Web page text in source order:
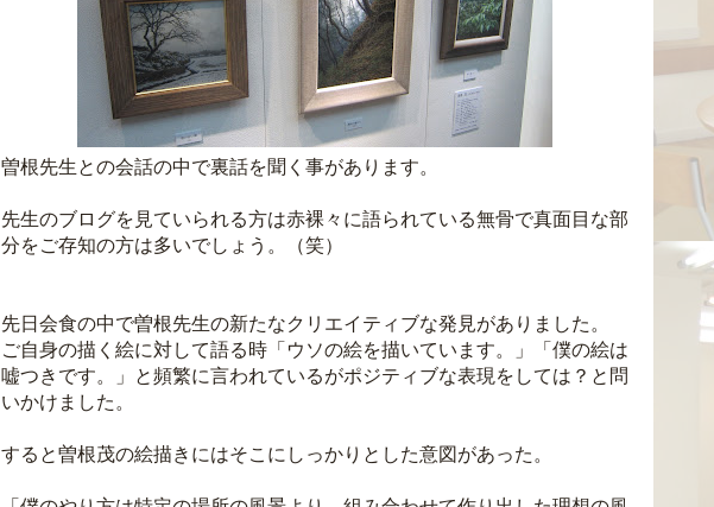
曽根先生との会話の中で裏話を聞く事があります。
先生のブログを見ていられる方は赤裸々に語られている無骨で真面目な部
分をご存知の方は多いでしょう。（笑）
先日会食の中で曽根先生の新たなクリエイティブな発見がありました。
ご自身の描く絵に対して語る時「ウソの絵を描いています。」「僕の絵は
嘘つきです。」と頻繁に言われているがポジティブな表現をしては？と問
いかけました。
すると曽根茂の絵描きにはそこにしっかりとした意図があった。